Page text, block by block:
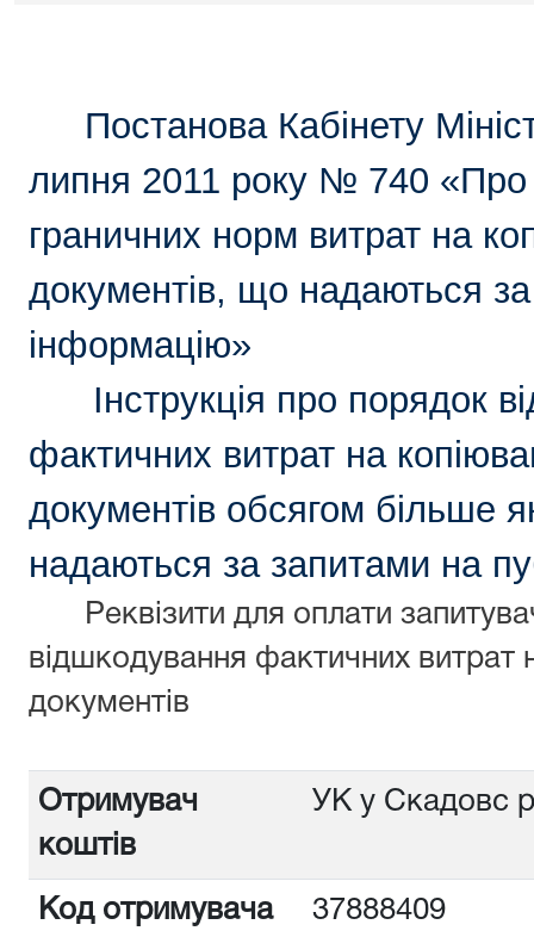
Постанова Кабінету
липня 2011 року № 740 «Про
граничних норм витрат на
документів, що надаються
інформацію»
Інструкція про порядок
фактичних витрат на
документів обсягом більше
надаються за запитами на
Реквізити для оплати
відшкодування фактичних витрат
документів
Отримувач
коштів
УК у Скадовс
Код отримувача
37888409